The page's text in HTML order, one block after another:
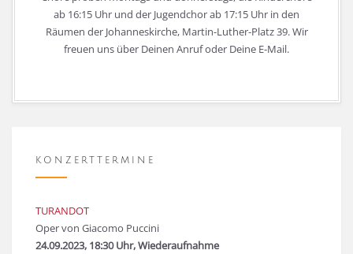
ab 16:15 Uhr und der Jugendchor ab 17:15 Uhr in den
Räumen der Johanneskirche, Martin-Luther-Platz 39. Wir
freuen uns über Deinen Anruf oder Deine E-Mail.
KONZERTTERMINE
TURANDOT
Oper von Giacomo Puccini
24.09.2023, 18:30 Uhr, Wiederaufnahme